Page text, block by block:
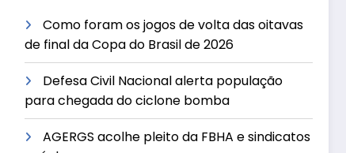
Como foram os jogos de volta das oitavas
de final da Copa do Brasil de 2026
Defesa Civil Nacional alerta população
para chegada do ciclone bomba
AGERGS acolhe pleito da FBHA e sindicatos